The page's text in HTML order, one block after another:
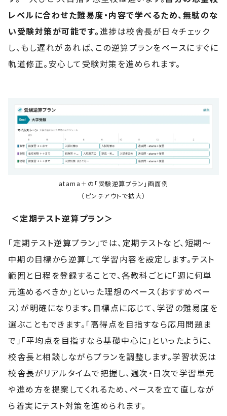
レベルに合わせた難易度・内容で学べるため、無駄のな
い受験対策が可能です。進捗は校舎長が日々チェック
し、もし遅れがあれば、この逆算プランをベースにすぐに
軌道修正。安心して受験対策を進められます。
atama＋の「受験逆算プラン」画面例
‍（ピンチアウトで拡大）
＜定期テスト逆算プラン＞
「定期テスト逆算プラン」では、定期テストなど、短期〜
中期の目標から逆算して学習内容を設定します。テスト
範囲と日程を登録することで、各教科ごとに「週に何単
元進めるべきか」といった理想のペース（おすすめペー
ス）が明確になります。目標点に応じて、学習の難易度を
選ぶこともできます。「高得点を目指すなら応用問題ま
で」「平均点を目指すなら基礎中心に」といったように、
校舎長と相談しながらプランを調整します。学習状況は
校舎長がリアルタイムで把握し、週次・日次で学習単元
や進め方を提案してくれるため、ペースを立て直しなが
ら着実にテスト対策を進められます。